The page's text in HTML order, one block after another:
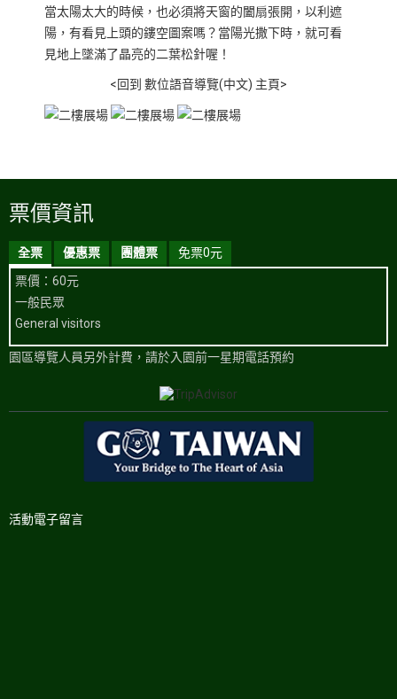
當太陽太大的時候，也必須將天窗的闔扇張開，以利遮
陽，有看見上頭的鏤空圖案嗎？當陽光撒下時，就可看
見地上墜滿了晶亮的二葉松針喔！
<回到 數位語音導覽(中文) 主頁>
票價資訊
全票 優惠票 團體票
免票0元
票價：60元
一般民眾
General visitors
園區導覽人員另外計費，請於入園前一星期電話預約
活動電子留言